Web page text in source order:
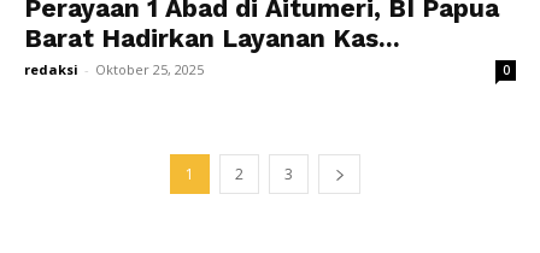
Perayaan 1 Abad di Aitumeri, BI Papua
Barat Hadirkan Layanan Kas...
redaksi - Oktober 25, 2025 0
1 2 3